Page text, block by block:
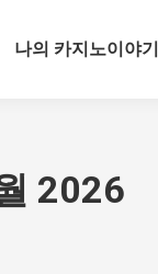
나의 카지노이야기
2026